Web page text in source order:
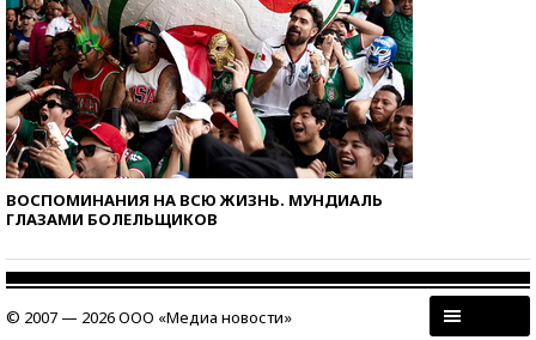
ВОСПОМИНАНИЯ НА ВСЮ ЖИЗНЬ. МУНДИАЛЬ
ГЛАЗАМИ БОЛЕЛЬЩИКОВ
© 2007 — 2026 ООО «Медиа новости»